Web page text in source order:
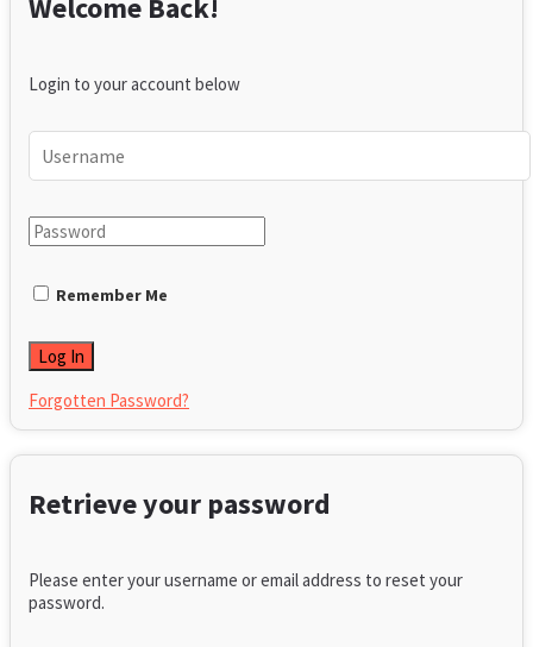
Welcome Back!
Login to your account below
Remember Me
Forgotten Password?
Retrieve your password
Please enter your username or email address to reset your
password.